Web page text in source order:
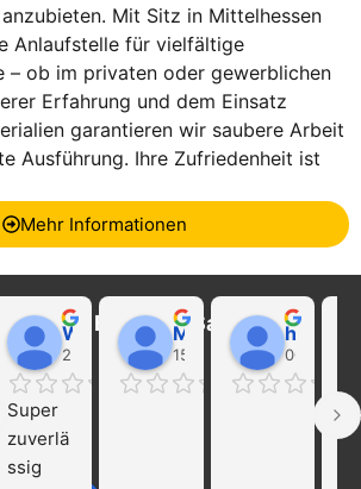
Mit Sitz in Mittelhessen
Anlaufstelle für vielfältige
– ob im privaten oder gewerblichen
Erfahrung und dem Einsatz
garantieren wir saubere Arbeit
Ausführung. Ihre Zufriedenheit ist
Mehr Informationen
GmbH Estrich & Sanierung
Walter Wider
22:21 01 Feb 24
Super
zuverlä
ssig
Marcel Becker
15:39 31 Jan 24
hayat Nikolaeva
00:29 16